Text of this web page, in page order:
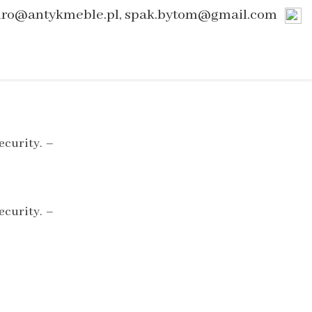
spak.bytom@gmail.com
–
–